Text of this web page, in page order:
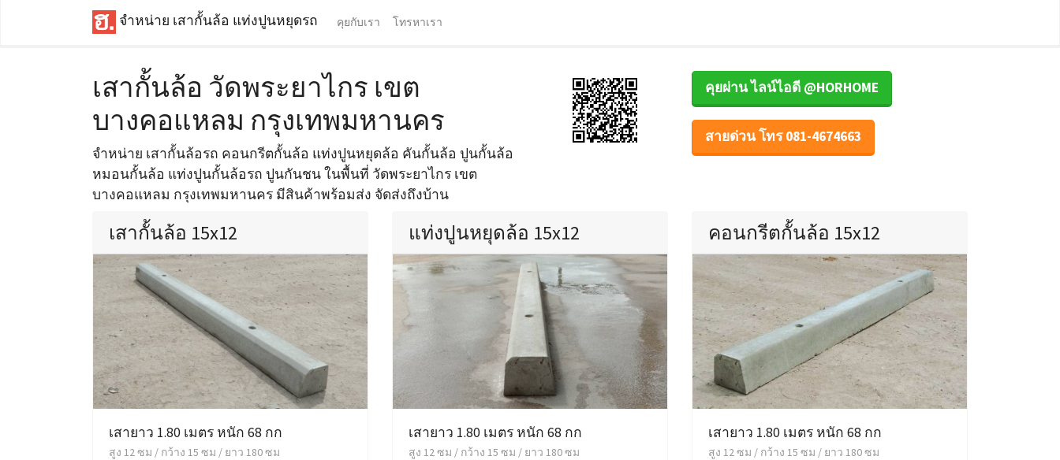
จำหน่าย เสากั้นล้อ แท่งปูนหยุดรถ คุยกับเรา โทรหาเรา
เสากั้นล้อ วัดพระยาไกร เขต
บางคอแหลม กรุงเทพมหานคร
จำหน่าย เสากั้นล้อรถ คอนกรีตกั้นล้อ แท่งปูนหยุดล้อ คันกั้นล้อ ปูนกั้นล้อ
หมอนกั้นล้อ แท่งปูนกั้นล้อรถ ปูนกันชน ในพื้นที่ วัดพระยาไกร เขต
บางคอแหลม กรุงเทพมหานคร มีสินค้าพร้อมส่ง จัดส่งถึงบ้าน
คุยผ่าน ไลน์ไอดี @HORHOME
สายด่วน โทร 081-4674663
เสากั้นล้อ 15x12
เสายาว 1.80 เมตร หนัก 68 กก
สูง 12 ซม / กว้าง 15 ซม / ยาว 180 ซม
แท่งปูนหยุดล้อ 15x12
เสายาว 1.80 เมตร หนัก 68 กก
สูง 12 ซม / กว้าง 15 ซม / ยาว 180 ซม
คอนกรีตกั้นล้อ 15x12
เสายาว 1.80 เมตร หนัก 68 กก
สูง 12 ซม / กว้าง 15 ซม / ยาว 180 ซม